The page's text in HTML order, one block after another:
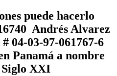
puede hacerlo
Andrés Alvarez
04-03-97-061767-6
Panamá a nombre
Siglo XXI